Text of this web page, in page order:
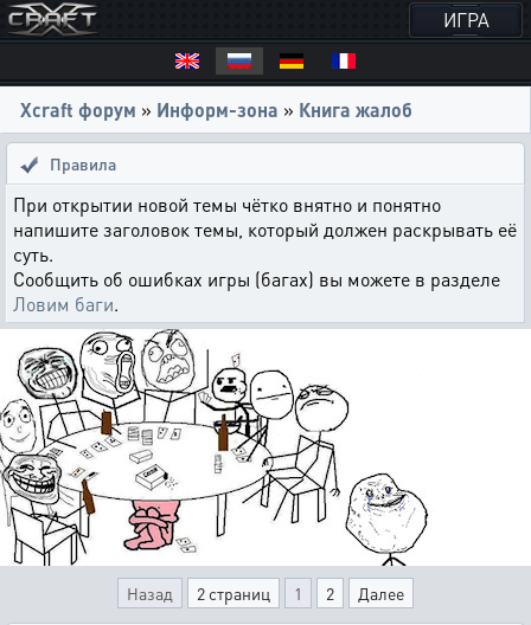
ИГРА
Xcraft форум » Информ-зона » Книга жалоб
Правила
При открытии новой темы чётко внятно и понятно
напишите заголовок темы, который должен раскрывать её
суть.
Сообщить об ошибках игры (багах) вы можете в разделе
Ловим баги.
Назад 2 страниц 1 2 Далее